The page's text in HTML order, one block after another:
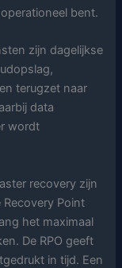
bent.
zijn dagelijkse
terugzet naar
data
wordt
recovery zijn
Recovery Point
het maximaal
De RPO geeft
in tijd. Een